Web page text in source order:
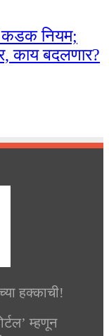
नियम;
काय बदलणार?
हक्काची!
म्हणून